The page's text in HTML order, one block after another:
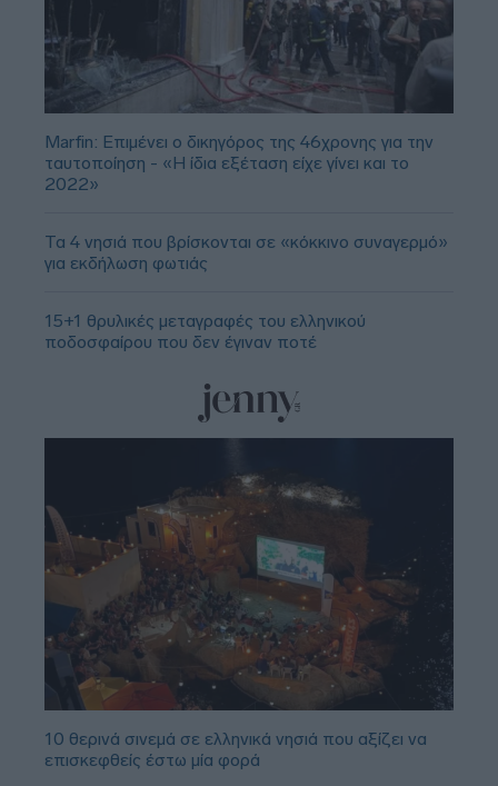
Marfin: Επιμένει ο δικηγόρος της 46χρονης για την
ταυτοποίηση - «Η ίδια εξέταση είχε γίνει και το
2022»
Τα 4 νησιά που βρίσκονται σε «κόκκινο συναγερμό»
για εκδήλωση φωτιάς
15+1 θρυλικές μεταγραφές του ελληνικού
ποδοσφαίρου που δεν έγιναν ποτέ
10 θερινά σινεμά σε ελληνικά νησιά που αξίζει να
επισκεφθείς έστω μία φορά